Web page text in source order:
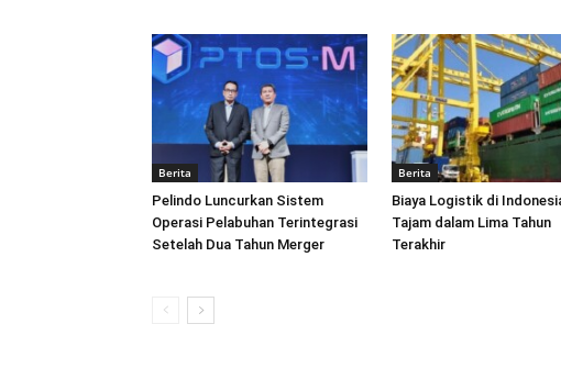
Berita
Pelindo Luncurkan Sistem
Operasi Pelabuhan Terintegrasi
Setelah Dua Tahun Merger
Berita
Biaya Logistik di
Tajam dalam Lima Tahun
Terakhir